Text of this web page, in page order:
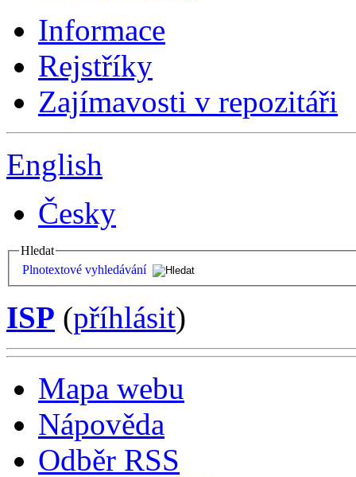
Informace
Rejstříky
Zajímavosti v repozitáři
English
Česky
Hledat
Plnotextové vyhledávání
ISP (příhlásit)
Mapa webu
Nápověda
Odběr RSS